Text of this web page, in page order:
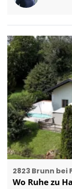
2823 Brunn bei
Wo Ruhe zu